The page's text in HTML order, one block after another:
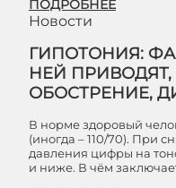
ПОДРОБНЕЕ
Новости
ГИПОТОНИЯ:
НЕЙ
ОБОСТРЕНИЕ,
В норме здоровый
(иногда – 110/70). При
давления цифры на
и ниже. В чём